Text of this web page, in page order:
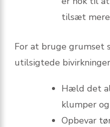
tilsæt
For at bruge grumset
utilsigtede
Hæld det
klumper
Opbevar